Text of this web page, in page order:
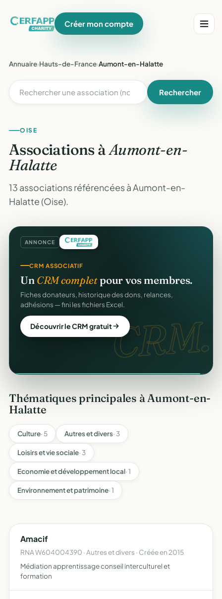
Créer mon compte
Annuaire›Hauts-de-France›Aumont-en-Halatte
Rechercher
OISE
Associations àAumont-en-
Halatte
13 associations référencées à Aumont-en-
Halatte (Oise).
ANNONCE
GESTION D'ASSOCIATION
Gérez votre associationgratuitement
Membres, dons, événements, reçus — tout votre pilotage
au même endroit, sans rien payer.
Créer mon compte gratuitCRM.
CRM ASSOCIATIF
UnCRM completpour vos membres.
Fiches donateurs, historique des dons, relances,
adhésions — fini les fichiers Excel.
Découvrir le CRM gratuit
Thématiques principales à Aumont-en-
Halatte
Culture· 5 Autres et divers· 3
Loisirs et vie sociale· 3
Economie et développement local· 1
Environnement et patrimoine· 1
Amacif
RNA W604004390 · Autres et divers · Créée en 2015
Médiation apprentissage conseil interculturel et
formation